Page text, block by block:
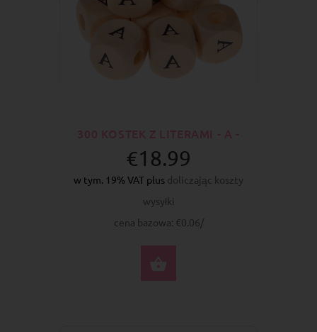
€18.99
w tym. 19% VAT plus doliczając koszty
wysyłki
cena bazowa: €0.06/